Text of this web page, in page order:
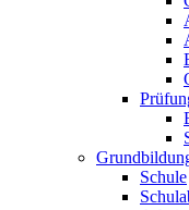
Schule